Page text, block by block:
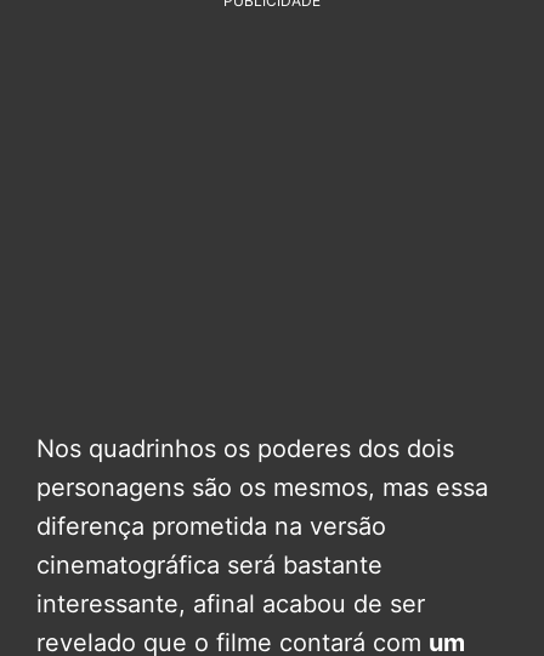
Nos quadrinhos os poderes dos dois
personagens são os mesmos, mas essa
diferença prometida na versão
cinematográfica será bastante
interessante, afinal acabou de ser
revelado que o filme contará com um